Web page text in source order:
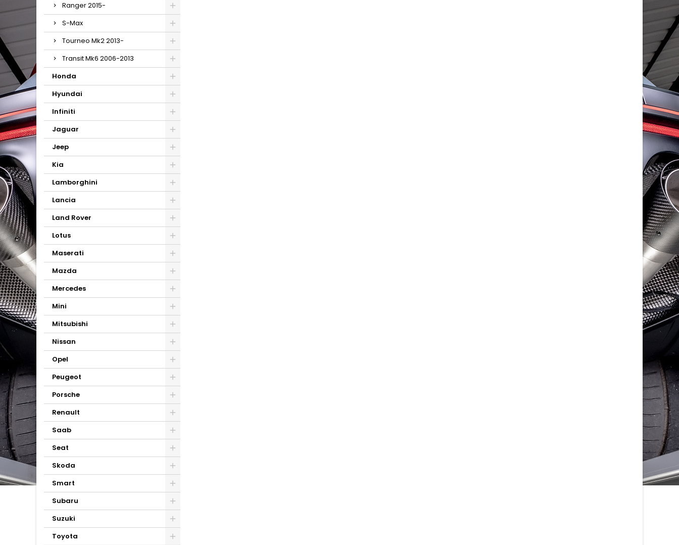
Ranger 2015-
S-Max
Tourneo Mk2 2013-
Transit Mk6 2006-2013
Honda
Hyundai
Infiniti
Jaguar
Jeep
Kia
Lamborghini
Lancia
Land Rover
Lotus
Maserati
Mazda
Mercedes
Mini
Mitsubishi
Nissan
Opel
Peugeot
Porsche
Renault
Saab
Seat
Skoda
Smart
Subaru
Suzuki
Toyota